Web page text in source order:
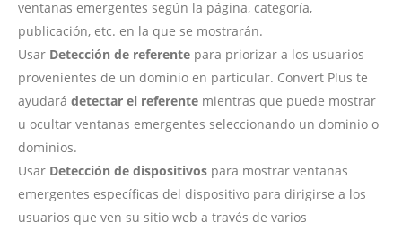
ventanas emergentes según la página, categoría,
publicación, etc. en la que se mostrarán.
Usar Detección de referente para priorizar a los usuarios
provenientes de un dominio en particular. Convert Plus te
ayudará detectar el referente mientras que puede mostrar
u ocultar ventanas emergentes seleccionando un dominio o
dominios.
Usar Detección de dispositivos para mostrar ventanas
emergentes específicas del dispositivo para dirigirse a los
usuarios que ven su sitio web a través de varios